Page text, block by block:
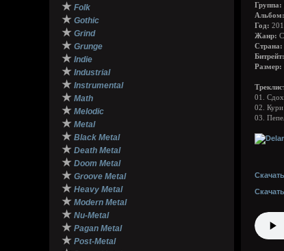
★ Folk
★ Gothic
★ Grind
★ Grunge
★ Indie
★ Industrial
★ Instrumental
★ Math
★ Melodic
★ Metal
★ Black Metal
★ Death Metal
★ Doom Metal
★ Groove Metal
★ Heavy Metal
★ Modern Metal
★ Nu-Metal
★ Pagan Metal
★ Post-Metal
Группа:
Альбом:
Год:
Жанр:
Страна:
Битрейт:
Размер:
01.
02. Кури
03.